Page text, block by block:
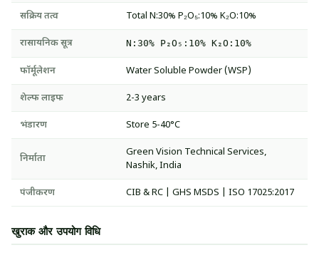
सक्रिय तत्व Total N:30% P₂O₅:10% K₂O:10%
रासायनिक सूत्र N:30% P₂O₅:10% K₂O:10%
फॉर्मूलेशन Water Soluble Powder (WSP)
शेल्फ लाइफ 2-3 years
भंडारण Store 5-40°C
निर्माता
Green Vision Technical Services,
Nashik, India
पंजीकरण CIB & RC | GHS MSDS | ISO 17025:2017
खुराक और उपयोग विधि